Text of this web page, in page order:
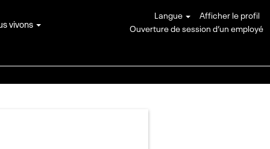
vivons
Langue
Afficher le profil
Ouverture de session d’un employé